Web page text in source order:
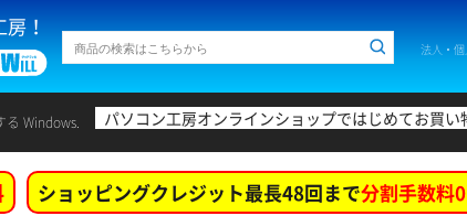
房！
法人・
る Windows. パソコン工房オンラインショップではじめてお買い
ショッピングクレジット最長48回まで分割手数料